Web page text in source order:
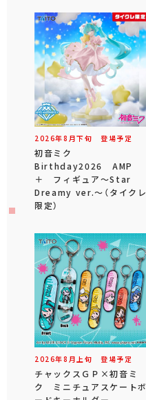
2026年8 月下旬 登場予定
初音ミク
Birthday2026 AMP
＋ フィギュア～Star
Dreamy ver.～（タイクレ
限定）
2026年8 月 上旬 登場予定
チャックスＧＰ×初音ミ
ク ミニチュアスケートボ